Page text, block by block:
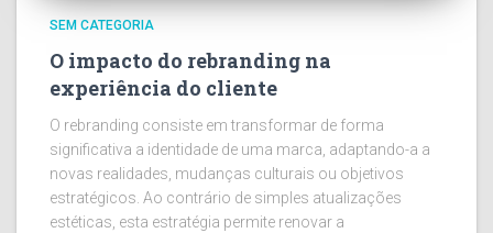
SEM CATEGORIA
O impacto do rebranding na
experiência do cliente
O rebranding consiste em transformar de forma
significativa a identidade de uma marca, adaptando-a a
novas realidades, mudanças culturais ou objetivos
estratégicos. Ao contrário de simples atualizações
estéticas, esta estratégia permite renovar a